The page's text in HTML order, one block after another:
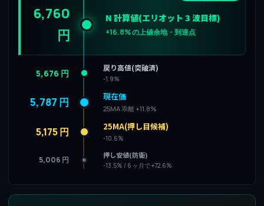
6,760
円
N 計算値(エリオット 3 波目標)
+16.8% の上値余地・到達点
5,676 円 戻り高値(突破済)
-1.9%
5,787 円 現在価
25MA 乖離 +11.8%
5,175 円 25MA(押し目候補)
-10.6%
5,006 円 押し安値(防衛)
-13.5% / 6 ヶ月で +72.6%